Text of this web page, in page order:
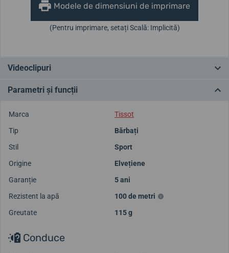
Modele de dimensiuni de imprimare
(Pentru imprimare, setați Scală: Implicită)
Videoclipuri
Parametri și funcții
Marca
Tissot
Tip
Bărbați
Stil
Sport
Origine
Elvețiene
Garanție
5 ani
Rezistent la apă
100 de metri
Greutate
115 g
Conduce